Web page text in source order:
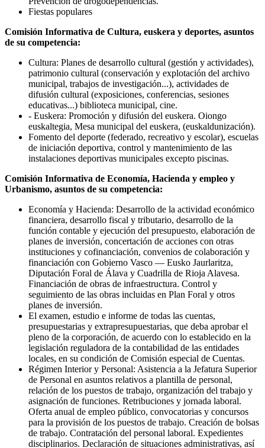
Fiestas populares
Comisión Informativa de Cultura, euskera y deportes, asuntos
de su competencia:
Cultura: Planes de desarrollo cultural (gestión y actividades),
patrimonio cultural (conservación y explotación del archivo
municipal, trabajos de investigación...), actividades de
difusión cultural (exposiciones, conferencias, sesiones
educativas...) biblioteca municipal, cine.
- Euskera: Promoción y difusión del euskera. Oiongo
euskaltegia, Mesa municipal del euskera, (euskaldunización).
Fomento del deporte (federado, recreativo y escolar), escuelas
de iniciación deportiva, control y mantenimiento de las
instalaciones deportivas municipales excepto piscinas.
Comisión Informativa de Economía, Hacienda y empleo y
Urbanismo, asuntos de su competencia:
Economía y Hacienda: Desarrollo de la actividad económico
financiera, desarrollo fiscal y tributario, desarrollo de la
función contable y ejecución del presupuesto, elaboración de
planes de inversión, concertación de acciones con otras
instituciones y cofinanciación, convenios de colaboración y
financiación con Gobierno Vasco — Eusko Jaurlaritza,
Diputación Foral de Álava y Cuadrilla de Rioja Alavesa.
Financiación de obras de infraestructura. Control y
seguimiento de las obras incluidas en Plan Foral y otros
planes de inversión.
El examen, estudio e informe de todas las cuentas,
presupuestarias y extrapresupuestarias, que deba aprobar el
pleno de la corporación, de acuerdo con lo establecido en la
legislación reguladora de la contabilidad de las entidades
locales, en su condición de Comisión especial de Cuentas.
Régimen Interior y Personal: Asistencia a la Jefatura Superior
de Personal en asuntos relativos a plantilla de personal,
relación de los puestos de trabajo, organización del trabajo y
asignación de funciones. Retribuciones y jornada laboral.
Oferta anual de empleo público, convocatorias y concursos
para la provisión de los puestos de trabajo. Creación de bolsas
de trabajo. Contratación del personal laboral. Expedientes
disciplinarios. Declaración de situaciones administrativas, así